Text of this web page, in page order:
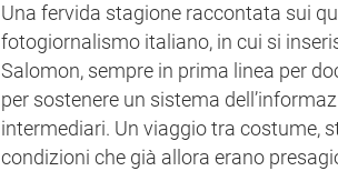
Una fervida stagione raccontata sui
fotogiornalismo italiano, in cui si
Salomon, sempre in prima linea per
per sostenere un sistema
intermediari. Un viaggio tra costume,
condizioni che già allora erano